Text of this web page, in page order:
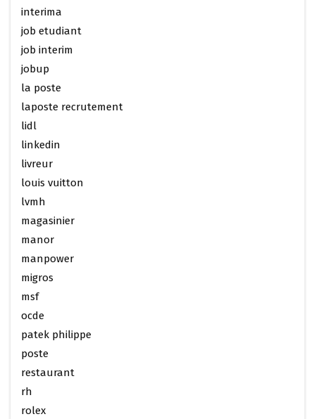
interima
job etudiant
job interim
jobup
la poste
laposte recrutement
lidl
linkedin
livreur
louis vuitton
lvmh
magasinier
manor
manpower
migros
msf
ocde
patek philippe
poste
restaurant
rh
rolex